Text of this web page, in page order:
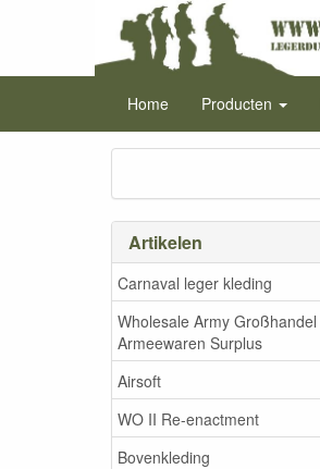
Home Producten
Artikelen
Carnaval leger kleding
Wholesale Army Großhandel
Armeewaren Surplus
Airsoft
WO II Re-enactment
Bovenkleding